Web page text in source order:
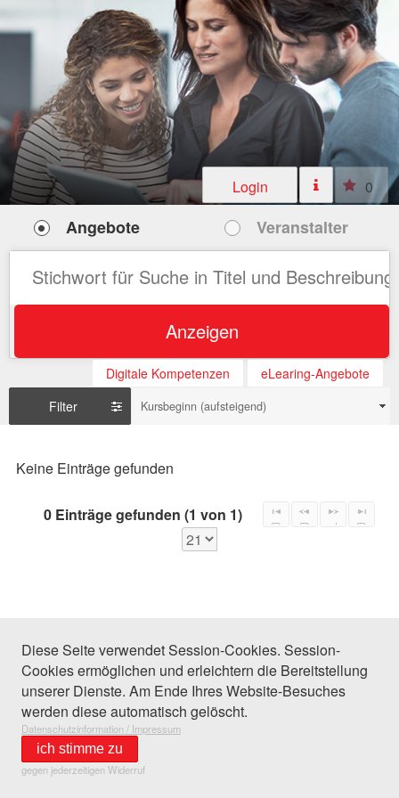
Login 0
Angebote Veranstalter
Anzeigen
Digitale Kompetenzen
eLearing-Angebote
Filter
Kursbeginn (aufsteigend)
Keine Einträge gefunden
0 Einträge gefunden (1 von 1)
Diese Seite verwendet Session-Cookies. Session-
Cookies ermöglichen und erleichtern die Bereitstellung
unserer Dienste. Am Ende Ihres Website-Besuches
werden diese automatisch gelöscht.
Datenschutzinformation / Impressum
ich stimme zu
gegen jederzeitigen Widerruf